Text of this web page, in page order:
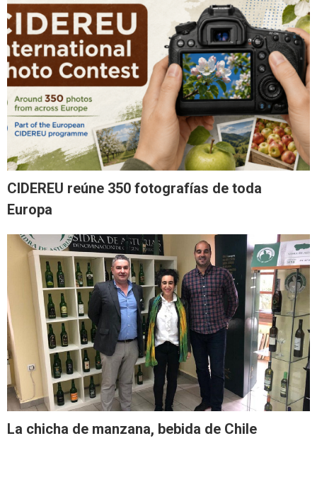
CIDEREU reúne 350 fotografías de toda
Europa
La chicha de manzana, bebida de Chile